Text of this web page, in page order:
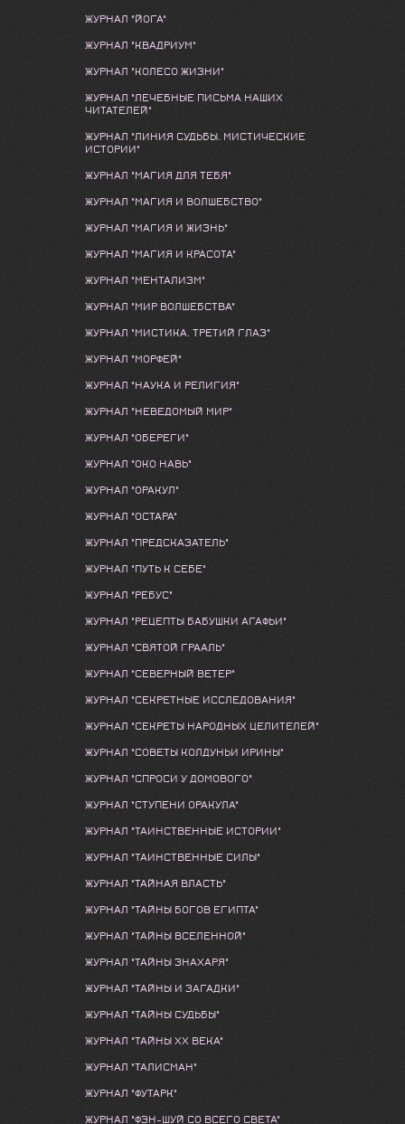
ЖУРНАЛ "ЙОГА"
ЖУРНАЛ "КВАДРИУМ"
ЖУРНАЛ "КОЛЕСО ЖИЗНИ"
ЖУРНАЛ "ЛЕЧЕБНЫЕ ПИСЬМА НАШИХ
ЧИТАТЕЛЕЙ"
ЖУРНАЛ "ЛИНИЯ СУДЬБЫ. МИСТИЧЕСКИЕ
ИСТОРИИ"
ЖУРНАЛ "МАГИЯ ДЛЯ ТЕБЯ"
ЖУРНАЛ "МАГИЯ И ВОЛШЕБСТВО"
ЖУРНАЛ "МАГИЯ И ЖИЗНЬ"
ЖУРНАЛ "МАГИЯ И КРАСОТА"
ЖУРНАЛ "МЕНТАЛИЗМ"
ЖУРНАЛ "МИР ВОЛШЕБСТВА"
ЖУРНАЛ "МИСТИКА. ТРЕТИЙ ГЛАЗ"
ЖУРНАЛ "МОРФЕЙ"
ЖУРНАЛ "НАУКА И РЕЛИГИЯ"
ЖУРНАЛ "НЕВЕДОМЫЙ МИР"
ЖУРНАЛ "ОБЕРЕГИ"
ЖУРНАЛ "ОКО НАВЬ"
ЖУРНАЛ "ОРАКУЛ"
ЖУРНАЛ "ОСТАРА"
ЖУРНАЛ "ПРЕДСКАЗАТЕЛЬ"
ЖУРНАЛ "ПУТЬ К СЕБЕ"
ЖУРНАЛ "РЕБУС"
ЖУРНАЛ "РЕЦЕПТЫ БАБУШКИ АГАФЬИ"
ЖУРНАЛ "СВЯТОЙ ГРААЛЬ"
ЖУРНАЛ "СЕВЕРНЫЙ ВЕТЕР"
ЖУРНАЛ "СЕКРЕТНЫЕ ИССЛЕДОВАНИЯ"
ЖУРНАЛ "СЕКРЕТЫ НАРОДНЫХ ЦЕЛИТЕЛЕЙ"
ЖУРНАЛ "СОВЕТЫ КОЛДУНЬИ ИРИНЫ"
ЖУРНАЛ "СПРОСИ У ДОМОВОГО"
ЖУРНАЛ "СТУПЕНИ ОРАКУЛА"
ЖУРНАЛ "ТАИНСТВЕННЫЕ ИСТОРИИ"
ЖУРНАЛ "ТАИНСТВЕННЫЕ СИЛЫ"
ЖУРНАЛ "ТАЙНАЯ ВЛАСТЬ"
ЖУРНАЛ "ТАЙНЫ БОГОВ ЕГИПТА"
ЖУРНАЛ "ТАЙНЫ ВСЕЛЕННОЙ"
ЖУРНАЛ "ТАЙНЫ ЗНАХАРЯ"
ЖУРНАЛ "ТАЙНЫ И ЗАГАДКИ"
ЖУРНАЛ "ТАЙНЫ СУДЬБЫ"
ЖУРНАЛ "ТАЙНЫ ХХ ВЕКА"
ЖУРНАЛ "ТАЛИСМАН"
ЖУРНАЛ "ФУТАРК"
ЖУРНАЛ "ФЭН-ШУЙ СО ВСЕГО СВЕТА"